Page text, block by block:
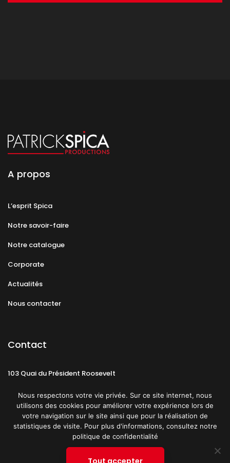
A propos
L’esprit Spica
Notre savoir-faire
Notre catalogue
Corporate
Actualités
Nous contacter
Contact
103 Quai du Président Roosevelt
CGU
Nous respectons votre vie privée. Sur ce site internet, nous
utilisons des cookies pour améliorer votre expérience lors de
votre navigation sur le site ainsi que pour la réalisation de
statistiques de visite. Pour plus d'informations, consultez notre
politique de confidentialité
Tout accepter